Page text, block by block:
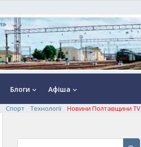
Блоги keyboard_arrow_down Афіша keyboard_arrow_down
Спорт Технології Новини Полтавщини TV